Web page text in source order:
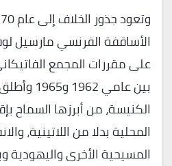
الأساقفة الفرنسي مارسيل
على مقررات المجمع
بين عامي
الكنيسة، من أبرزها السماح
المحلية بدلا من اللاتينية،
المسيحية الأخرى واليهودية